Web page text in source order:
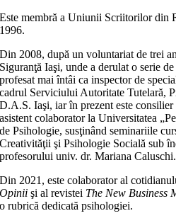
Este membră a Uniunii Scriitorilor din
1996.
Din 2008, după un voluntariat de trei
Siguranţă Iaşi, unde a derulat o serie
profesat mai întâi ca inspector de
cadrul Serviciului Autoritate Tutelară,
D.A.S. Iaşi, iar în prezent este
asistent colaborator la Universitatea
de Psihologie, susţinând seminariile
Creativităţii şi Psihologie Socială sub
profesorului univ. dr. Mariana Caluschi.
Din 2021, este colaborator al
Opinii şi al revistei The New Business
o rubrică dedicată psihologiei.